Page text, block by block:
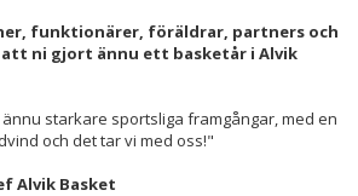
funktionärer, föräldrar, partners och
ni gjort ännu ett basketår i Alvik
starkare sportsliga framgångar, med en
och det tar vi med oss!"
Alvik Basket